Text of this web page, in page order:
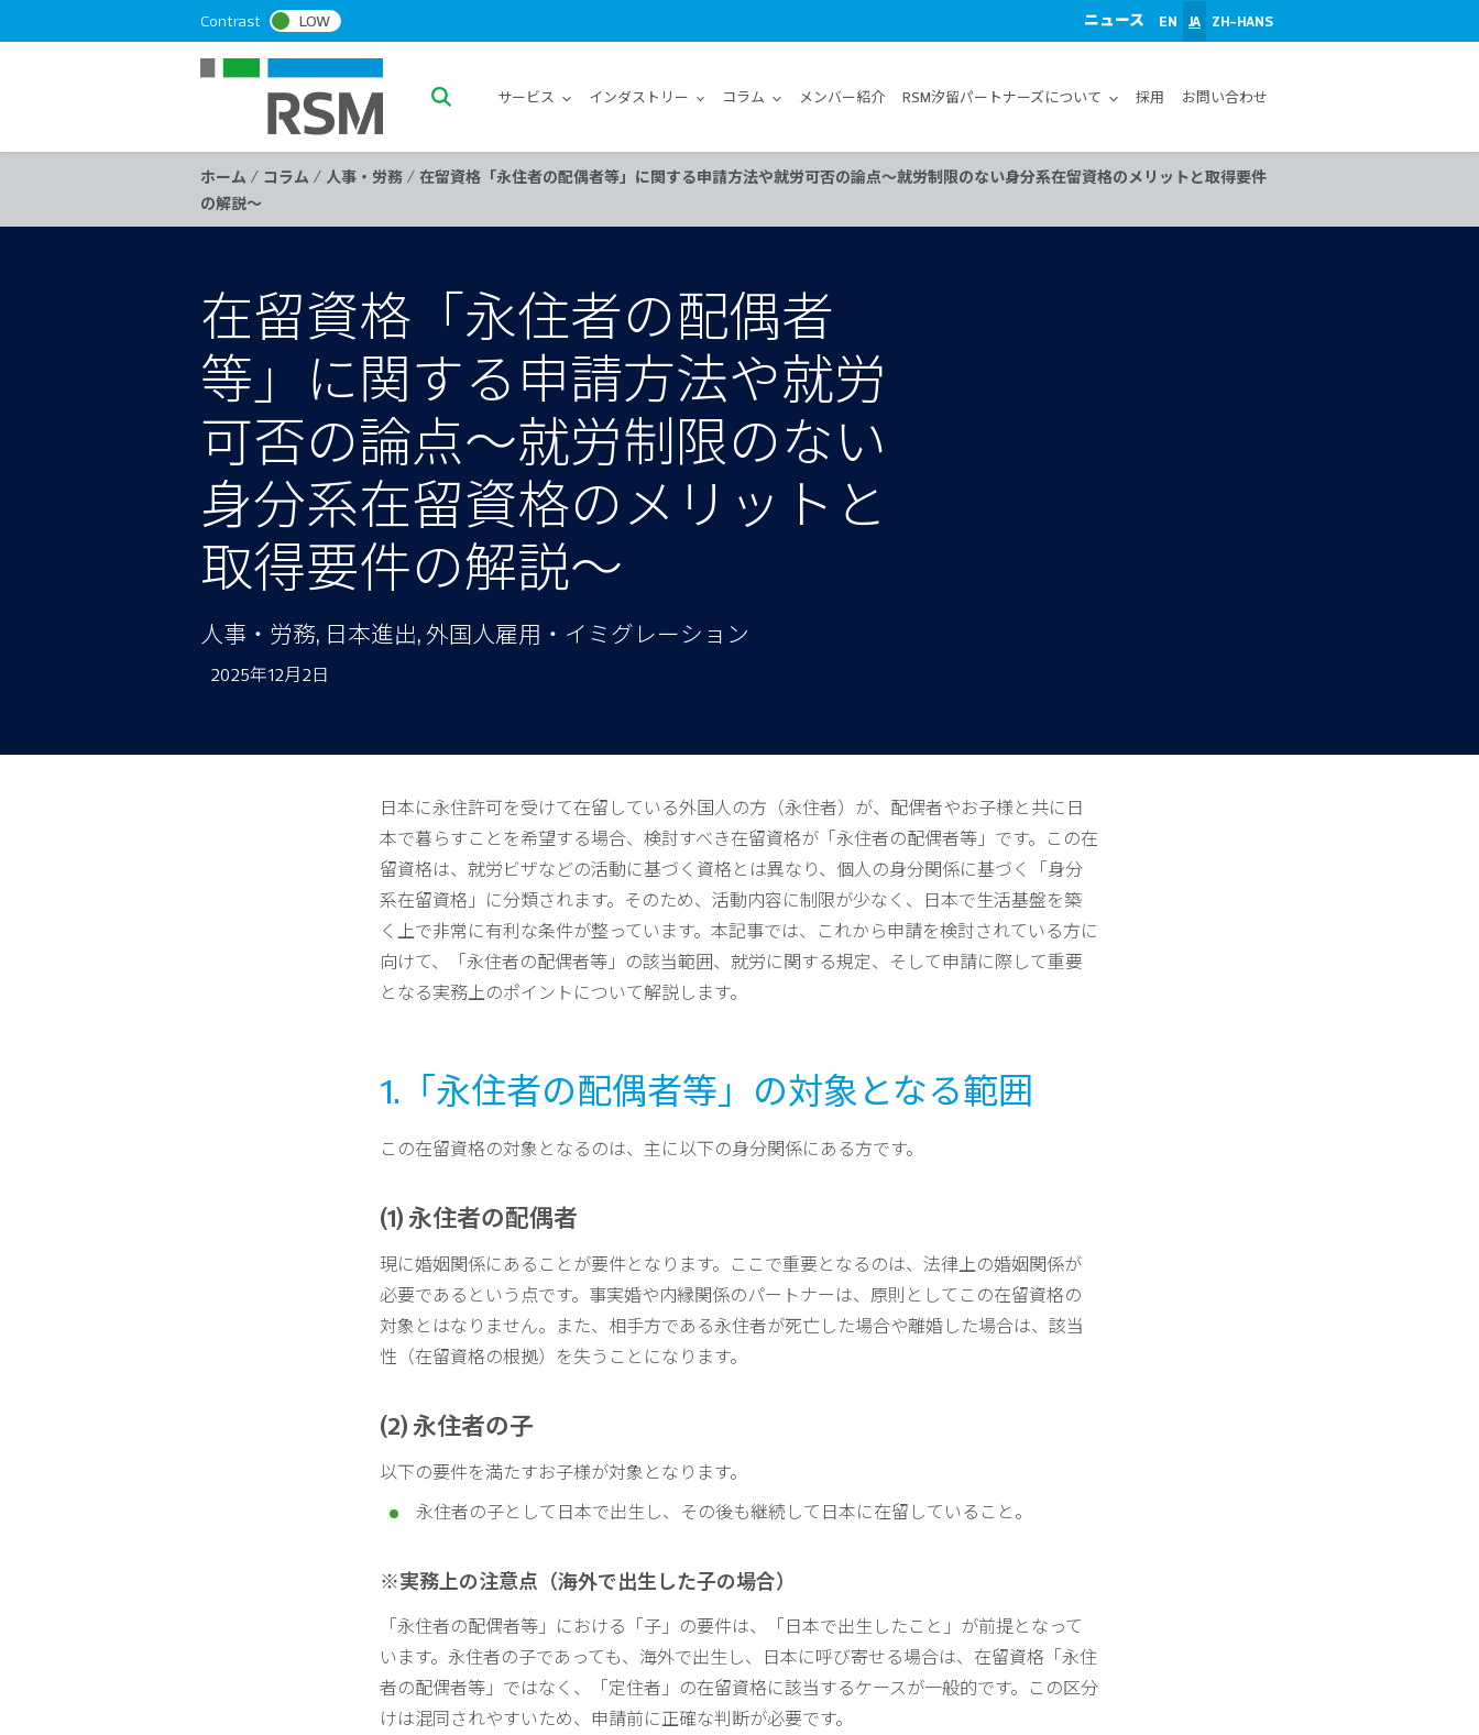
k
n
Contrast LOW ニュース EN JA ZH-HANS
S
a
c
サービス インダストリー コラム メンバー紹介 RSM汐留パートナーズについて 採用 お問い合わせ
ホーム / コラム / 人事・労務 / 在留資格「永住者の配偶者等」に関する申請方法や就労可否の論点～就労制限のない身分系在留資格のメリットと取得要件
の解説～
在留資格「永住者の配偶者
等」に関する申請方法や就労
可否の論点～就労制限のない
身分系在留資格のメリットと
取得要件の解説～
人事・労務, 日本進出, 外国人雇用・イミグレーション
2025年12月2日
日本に永住許可を受けて在留している外国人の方（永住者）が、配偶者やお子様と共に日
本で暮らすことを希望する場合、検討すべき在留資格が「永住者の配偶者等」です。この在
留資格は、就労ビザなどの活動に基づく資格とは異なり、個人の身分関係に基づく「身分
系在留資格」に分類されます。そのため、活動内容に制限が少なく、日本で生活基盤を築
く上で非常に有利な条件が整っています。本記事では、これから申請を検討されている方に
向けて、「永住者の配偶者等」の該当範囲、就労に関する規定、そして申請に際して重要
となる実務上のポイントについて解説します。
1.「永住者の配偶者等」の対象となる範囲
この在留資格の対象となるのは、主に以下の身分関係にある方です。
(1) 永住者の配偶者
現に婚姻関係にあることが要件となります。ここで重要となるのは、法律上の婚姻関係が
必要であるという点です。事実婚や内縁関係のパートナーは、原則としてこの在留資格の
対象とはなりません。また、相手方である永住者が死亡した場合や離婚した場合は、該当
性（在留資格の根拠）を失うことになります。
(2) 永住者の子
以下の要件を満たすお子様が対象となります。
永住者の子として日本で出生し、その後も継続して日本に在留していること。
※実務上の注意点（海外で出生した子の場合）
「永住者の配偶者等」における「子」の要件は、「日本で出生したこと」が前提となって
います。永住者の子であっても、海外で出生し、日本に呼び寄せる場合は、在留資格「永住
者の配偶者等」ではなく、「定住者」の在留資格に該当するケースが一般的です。この区分
けは混同されやすいため、申請前に正確な判断が必要です。